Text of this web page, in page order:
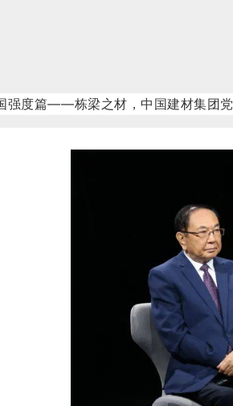
强度篇——栋梁之材，中国建材集团